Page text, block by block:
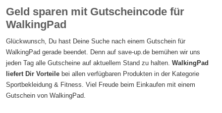
Geld sparen mit Gutscheincode für
WalkingPad
Glückwunsch, Du hast Deine Suche nach einem Gutschein für
WalkingPad gerade beendet. Denn auf save-up.de bemühen wir uns
jeden Tag alle Gutscheine auf aktuellem Stand zu halten.WalkingPad
liefert Dir Vorteile bei allen verfügbaren Produkten in der Kategorie
Sportbekleidung & Fitness. Viel Freude beim Einkaufen mit einem
Gutschein von WalkingPad.